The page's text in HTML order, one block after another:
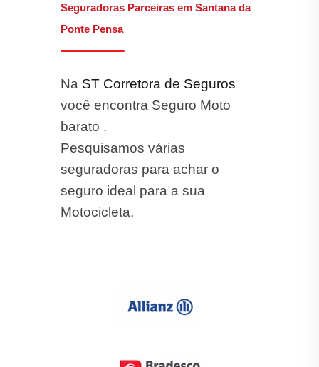
Seguradoras Parceiras em Santana da
Ponte Pensa
Na ST Corretora de Seguros
você encontra Seguro Moto
barato .
Pesquisamos várias
seguradoras para achar o
seguro ideal para a sua
Motocicleta.